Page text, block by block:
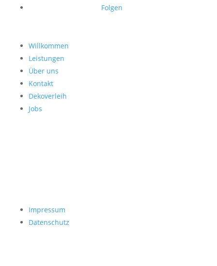
Folgen
Willkommen
Leistungen
Über uns
Kontakt
Dekoverleih
Jobs
Impressum
Datenschutz